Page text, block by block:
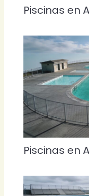
Piscinas en
Piscinas en